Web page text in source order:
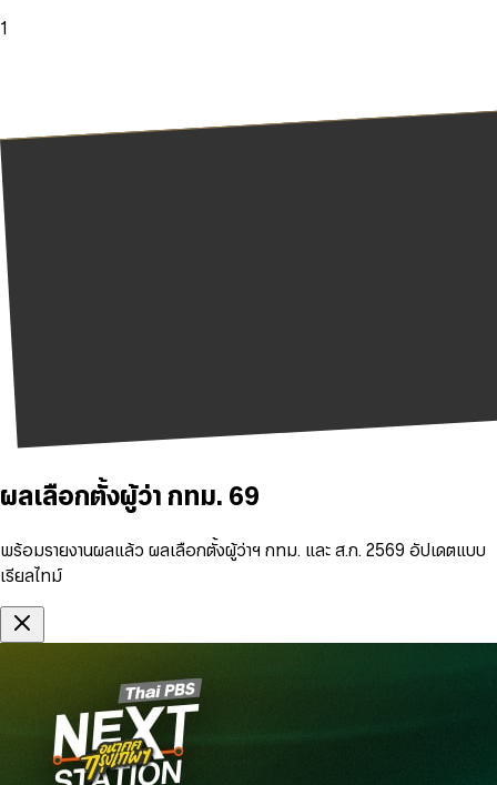
1
ผลเลือกตั้งผู้ว่า กทม. 69
พร้อมรายงานผลแล้ว ผลเลือกตั้งผู้ว่าฯ กทม. และ ส.ก. 2569 อัปเดตแบบ
เรียลไทม์